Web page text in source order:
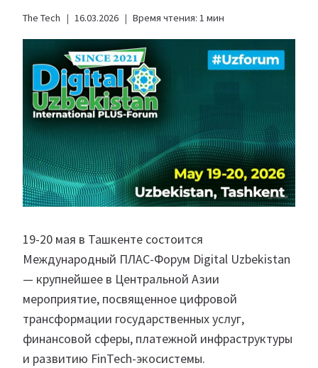
The Tech 16.03.2026 Время чтения: 1 мин
19-20 мая в Ташкенте состоится
Международный ПЛАС-Форум Digital Uzbekistan
— крупнейшее в Центральной Азии
мероприятие, посвященное цифровой
трансформации государственных услуг,
финансовой сферы, платежной инфраструктуры
и развитию FinTech-экосистемы.